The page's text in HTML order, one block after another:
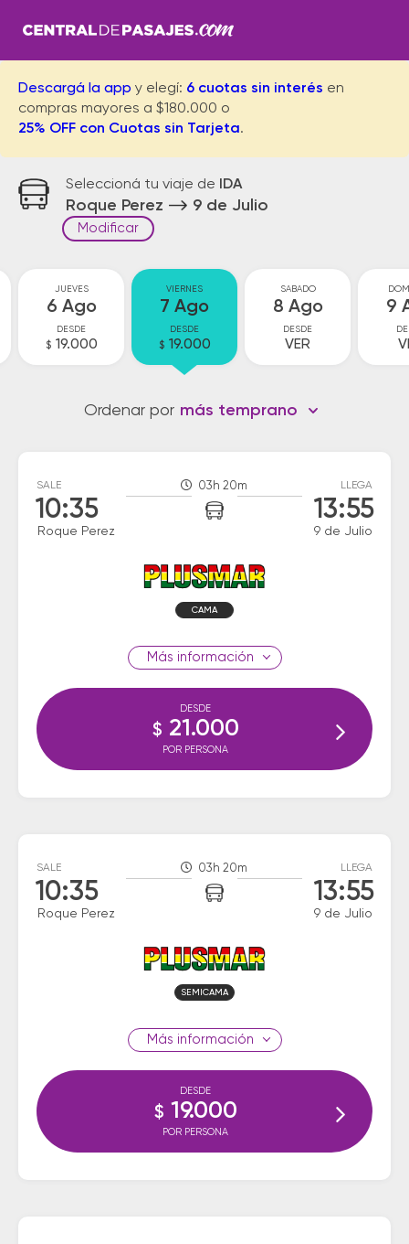
Descargá la app y elegí: 6 cuotas sin interés en
compras mayores a $180.000 o
25% OFF con Cuotas sin Tarjeta.
Seleccioná tu viaje de IDA
Roque Perez 9 de Julio
Modificar
JUEVES
6 Ago
DESDE
$ 19.000
VIERNES
7 Ago
DESDE
$ 19.000
SABADO
8 Ago
DESDE
VER
9
Ordenar por más temprano
SALE
10:35
Roque Perez
03h 20m LLEGA
13:55
9 de Julio
CAMA
información
DESDE
$ 21.000
POR PERSONA
SALE
10:35
Roque Perez
03h 20m LLEGA
13:55
9 de Julio
SEMICAMA
información
DESDE
$ 19.000
POR PERSONA